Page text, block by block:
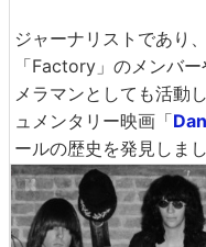
ジャーナリストであり
「Factory」のメンバ
メラマンとしても活動
ュメンタリー映画「
ールの歴史を発見しまし